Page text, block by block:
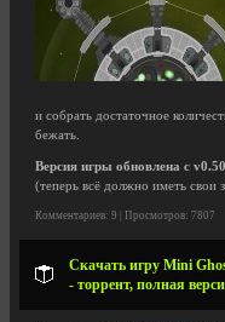
и собрать достаточное
бежать.
Версия игры обновлена с
(теперь всё должно иметь свои
Комментариев: 9 | Просмотров: 7807
Скачать игру Mini
- торрент, полная